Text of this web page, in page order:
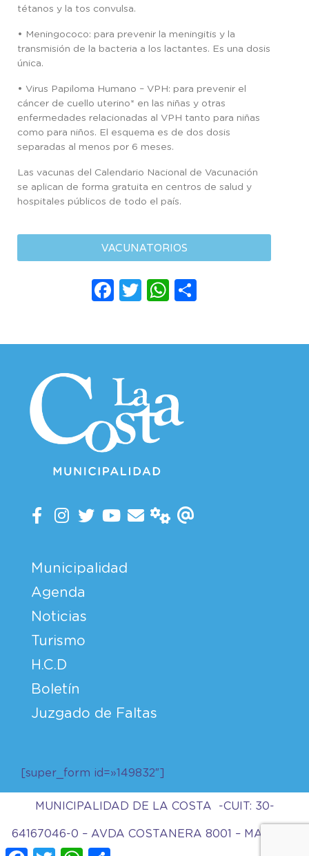
tétanos y la tos convulsa.
• Meningococo: para prevenir la meningitis y la
transmisión de la bacteria a los lactantes. Es una dosis
única.
• Virus Papiloma Humano – VPH: para prevenir el
cáncer de cuello uterino* en las niñas y otras
enfermedades relacionadas al VPH tanto para niñas
como para niños. El esquema es de dos dosis
separadas al menos por 6 meses.
Las vacunas del Calendario Nacional de Vacunación
se aplican de forma gratuita en centros de salud y
hospitales públicos de todo el país.
VACUNATORIOS
Facebook
TwitterWhatsApp
Municipalidad
Agenda
Noticias
Turismo
H.C.D
Boletín
Juzgado de Faltas
[super_form id=»149832″]
MUNICIPALIDAD DE LA COSTA -CUIT: 30-
64167046-0 – AVDA COSTANERA 8001 – MAR DEL
Facebook
TwitterWhatsApp